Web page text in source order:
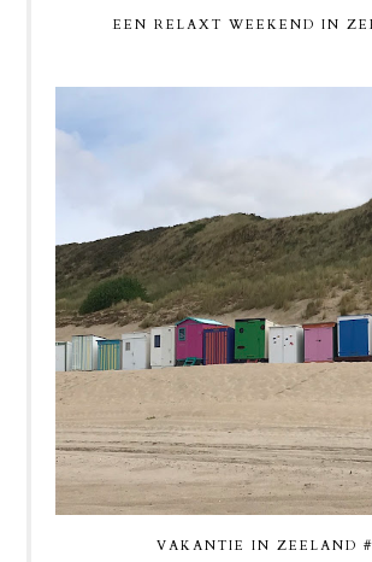
EEN RELAXT WEEKEND IN
VAKANTIE IN ZEELAND